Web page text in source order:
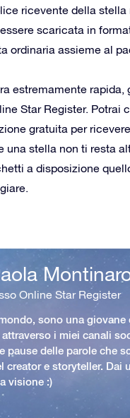
ricevente della
scaricata in
ordinaria assieme al
estremamente
Star Register.
gratuita per
una stella non ti resta
a disposizione
Online Star Register
sono una giovane
i miei canali
pause delle parole che
creator e storyteller. Dai
visione :)